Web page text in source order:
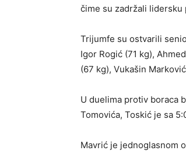
čime su zadržali lidersku
Trijumfe su ostvarili
Igor Rogić (71 kg),
(67 kg), Vukašin
U duelima protiv boraca
Tomovića, Toskić je sa
Mavrić je jednoglasnom